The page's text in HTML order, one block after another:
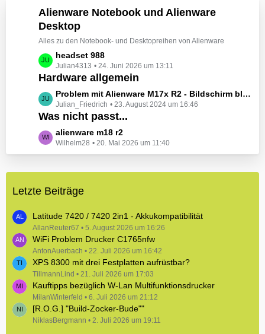
e
t
r
ä
g
e
e
B
e
i
t
r
ä
g
e
Alienware Notebook und Alienware
Desktop
Alles zu den Notebook- und Desktopreihen von Alienware
L
e
t
z
t
e
e
r
g
headset 988
Julian4313 24. Juni 2026 um 13:11
Hardware allgemein
L
e
t
z
t
e
i
ä
g
e
Problem mit Alienware M17x R2 - Bildschirm bleibt schwarz beim Start
Julian_Friedrich 23. August 2024 um 16:46
Was nicht passt...
L
e
t
e
e
i
t
r
ä
g
e
alienware m18 r2
Wilhelm28 20. Mai 2026 um 11:40
Letzte Beiträge
Latitude 7420 / 7420 2in1 - Akkukompatibilität
AllanReuter67 5. August 2026 um 16:26
WiFi Problem Drucker C1765nfw
AntonAuerbach 22. Juli 2026 um 16:42
XPS 8300 mit drei Festplatten aufrüstbar?
TillmannLind 21. Juli 2026 um 17:03
Kauftipps bezüglich W-Lan Multifunktionsdrucker
MilanWinterfeld 6. Juli 2026 um 21:12
[R.O.G.] "Build-Zocker-Bude""
NiklasBergmann 2. Juli 2026 um 19:11